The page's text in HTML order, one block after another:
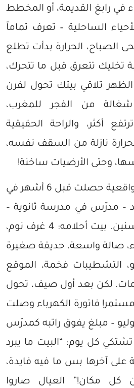
في رابغ القديمة، أو المخطط
الساحلية – تعرف تماماً
الصباح، الحرارة بدأت تطلع
7، الرطوبة تخليك تتعرق قبل ما تتحرك،
تلاقي بيتك تحول لفرن
من الفجر للمغرب،
أكثر، والراحة الحقيقية
نازلة من السقف نفسه،
وحتى الأرضيات ساخنة!
خلني أحكي لك قصة واقعية حصلت قبل 6 أشهر في
– مدرّس في مدرسة ثانوية –
بنى فيلته بعد تعب سنين. بيت أحلامه: 4 غرف نوم،
صالة واسعة، حديقة صغيرة
التشطيبات فخمة، الموقع
لكن بعد أول صيف، تحول
فاتورة الكهرباء وصلت
يوليو – مبلغ يفوق راتبه كمدرّس
كل يوم: “البيت ما يبرد
على آخرها بس ما فيه فايدة،
كل مكان!” العيال صاروا